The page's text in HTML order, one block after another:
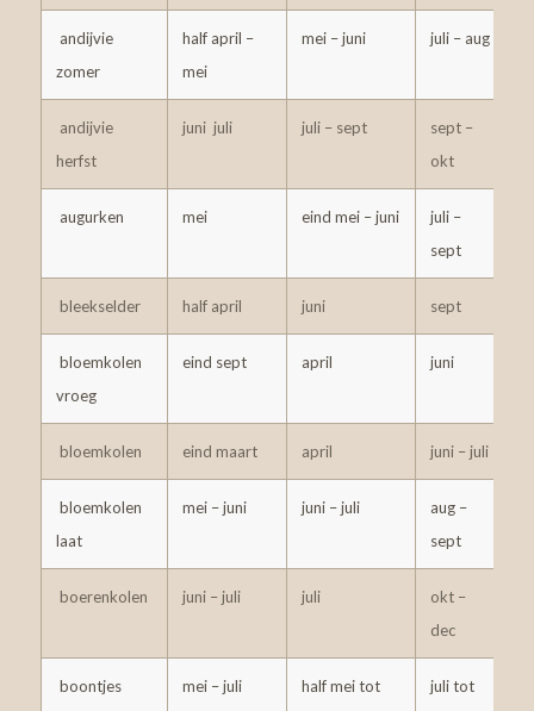
andijvie
zomer
half april –
mei
mei – juni juli – aug
andijvie
herfst
juni juli juli – sept
sept –
okt
augurken mei eind mei – juni
juli –
sept
bleekselder half april juni sept
bloemkolen
vroeg
eind sept april juni
bloemkolen eind maart april juni – juli
bloemkolen
laat
mei – juni juni – juli
aug –
sept
boerenkolen juni – juli juli
okt –
dec
boontjes mei – juli
half mei tot
juli tot